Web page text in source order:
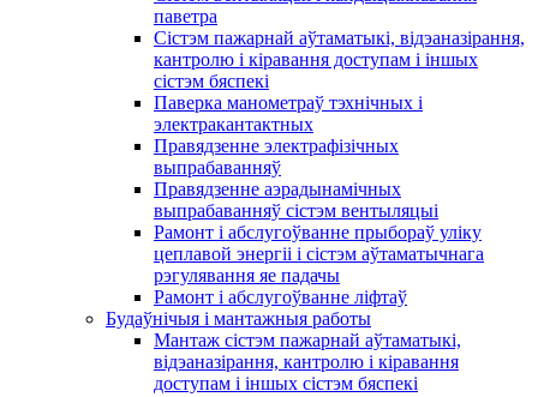
паветра
Сістэм пажарнай аўтаматыкі, відэаназірання,
кантролю і кіравання доступам і іншых
сістэм бяспекі
Паверка манометраў тэхнічных і
электракантактных
Правядзенне электрафізічных
выпрабаванняў
Правядзенне аэрадынамічных
выпрабаванняў сістэм вентыляцыі
Рамонт і абслугоўванне прыбораў уліку
цеплавой энергіі і сістэм аўтаматычнага
рэгулявання яе падачы
Рамонт і абслугоўванне ліфтаў
Будаўнічыя і мантажныя работы
Мантаж сістэм пажарнай аўтаматыкі,
відэаназірання, кантролю і кіравання
доступам і іншых сістэм бяспекі